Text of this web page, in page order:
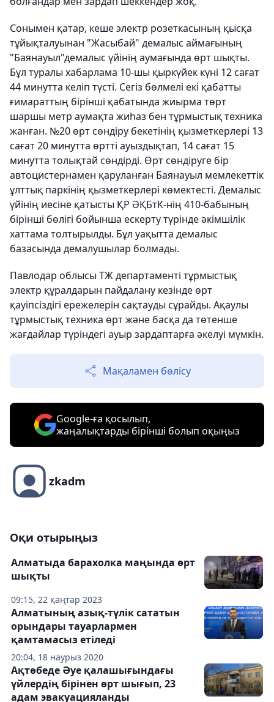
Сонымен қатар, кеше электр розеткасының қысқа
тұйықталуынан "Жасыбай" демалыс аймағының
"Баянауыл"демалыс үйінің аумағында өрт шықты.
Бұл туралы хабарлама 10-шы қыркүйек күні 12 сағат
44 минутта келіп түсті. Сегіз бөлмелі екі қабатты
ғимараттың бірінші қабатында жиырма төрт
шаршы метр аумақта жиһаз бен тұрмыстық техника
жанған. №20 өрт сөндіру бекетінің қызметкерлері 13
сағат 20 минутта өртті ауыздықтап, 14 сағат 15
минутта толықтай сөндірді. Өрт сөндіруге бір
автоцистернамен қаруланған Баянауыл мемлекеттік
ұлттық паркінің қызметкерлері көмектесті. Демалыс
үйінің иесіне қатысты ҚР ӘҚБтК-нің 410-бабының
бірінші бөлігі бойынша ескерту түрінде әкімшілік
хаттама толтырылды. Бұл уақытта демалыс
базасында демалушылар болмады.
Павлодар облысы ТЖ департаменті тұрмыстық
электр құралдарын пайдалану кезінде өрт
қауіпсіздігі ережелерін сақтауды сұрайды. Ақаулы
тұрмыстық техника өрт және басқа да төтенше
жағдайлар түріндегі ауыр зардаптарға әкелуі мүмкін.
Мақаламен бөлісу
Google-ға қосылып,
жаңалықтарды бірінші болып оқыңыз
zkadm
Оқи отырыңыз
09:15, 22 қаңтар 2023
Алматыда барахолка маңында өрт
шықты
20:04, 18 наурыз 2020
Алматының азық-түлік сататын
орындары тауарлармен
қамтамасыз етіледі
Ақтөбеде Әуе қалашығындағы
үйлердің бірінен өрт шығып, 23
адам эвакуацияланды